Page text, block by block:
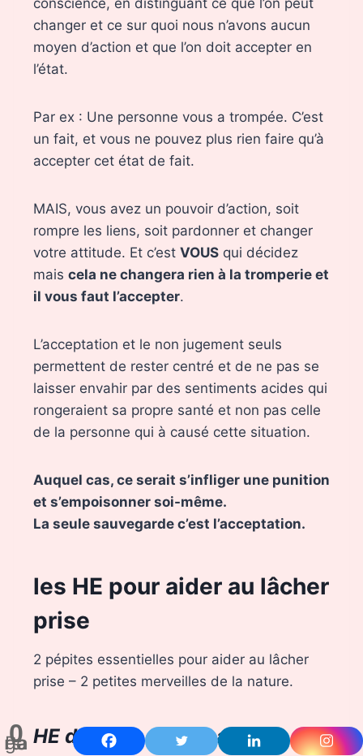
conscience, en distinguant ce que l’on peut
changer et ce sur quoi nous n’avons aucun
moyen d’action et que l’on doit accepter en
l’état.
Par ex : Une personne vous a trompée. C’est
un fait, et vous ne pouvez plus rien faire qu’à
accepter cet état de fait.
MAIS, vous avez un pouvoir d’action, soit
rompre les liens, soit pardonner et changer
votre attitude. Et c’est VOUSqui décidez
mais cela ne changera rien à la tromperie et
il vous faut l’accepter.
L’acceptation et le non jugement seuls
permettent de rester centré et de ne pas se
laisser envahir par des sentiments acides qui
rongeraient sa propre santé et non pas celle
de la personne qui à causé cette situation.
Auquel cas, ce serait s’infliger une punition
et s’empoisonner soi-même.
La seule sauvegarde c’est l’acceptation.
les HE pour aider au lâcher
prise
2 pépites essentielles pour aider au lâcher
prise – 2 petites merveilles de la nature.
HE de Rose de Damas
0
Partages